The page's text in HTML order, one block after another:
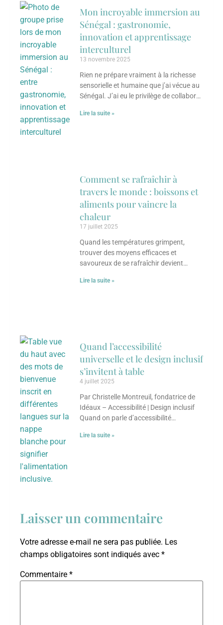
Mon incroyable immersion au
Sénégal : gastronomie,
innovation et apprentissage
interculturel
13 novembre 2025
Rien ne prépare vraiment à la richesse
sensorielle et humaine que j’ai vécue au
Sénégal. J’ai eu le privilège de collaborer
Lire la suite »
Comment se rafraîchir à
travers le monde : boissons et
aliments pour vaincre la
chaleur
17 juillet 2025
Quand les températures grimpent,
trouver des moyens efficaces et
savoureux de se rafraîchir devient
ses propres astuces culinaires pour
Lire la suite »
Quand l’accessibilité
universelle et le design inclusif
s’invitent à table
4 juillet 2025
Par Christelle Montreuil, fondatrice de
Idéaux – Accessibilité | Design inclusif
Quand on parle d’accessibilité
pense d’abord à des
Lire la suite »
Laisser un commentaire
Votre adresse e-mail ne sera pas publiée. Les
champs obligatoires sont indiqués avec *
Commentaire *